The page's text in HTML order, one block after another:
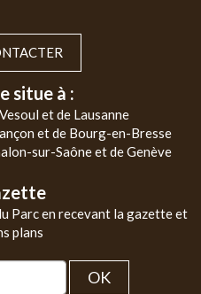
situe à :
et de Lausanne
et de Bourg-en-Bresse
sur-Saône et de Genève
Parc en recevant la gazette et
plans
OK